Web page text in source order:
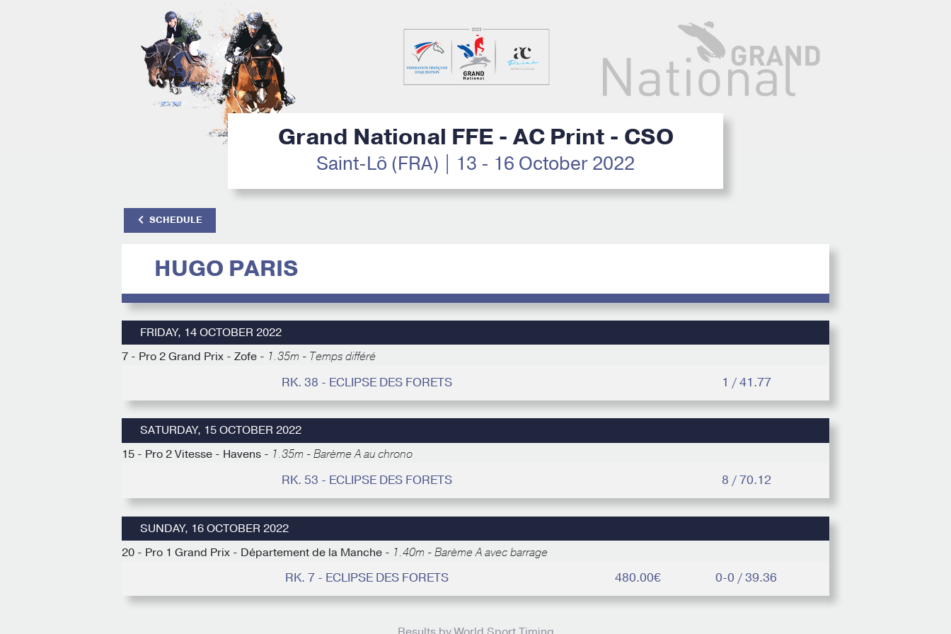
Grand National FFE - AC Print - CSO
Saint-Lô (FRA) | 13 - 16 October 2022
SCHEDULE
HUGO PARIS
FRIDAY, 14 OCTOBER 2022
7 - Pro 2 Grand Prix - Zofe - 1.35m - Temps différé
RK. 38 - ECLIPSE DES FORETS 1 / 41.77
SATURDAY, 15 OCTOBER 2022
15 - Pro 2 Vitesse - Havens - 1.35m - Barème A au chrono
RK. 53 - ECLIPSE DES FORETS 8 / 70.12
SUNDAY, 16 OCTOBER 2022
20 - Pro 1 Grand Prix - Département de la Manche - 1.40m - Barème A avec barrage
RK. 7 - ECLIPSE DES FORETS 480.00€ 0-0 / 39.36